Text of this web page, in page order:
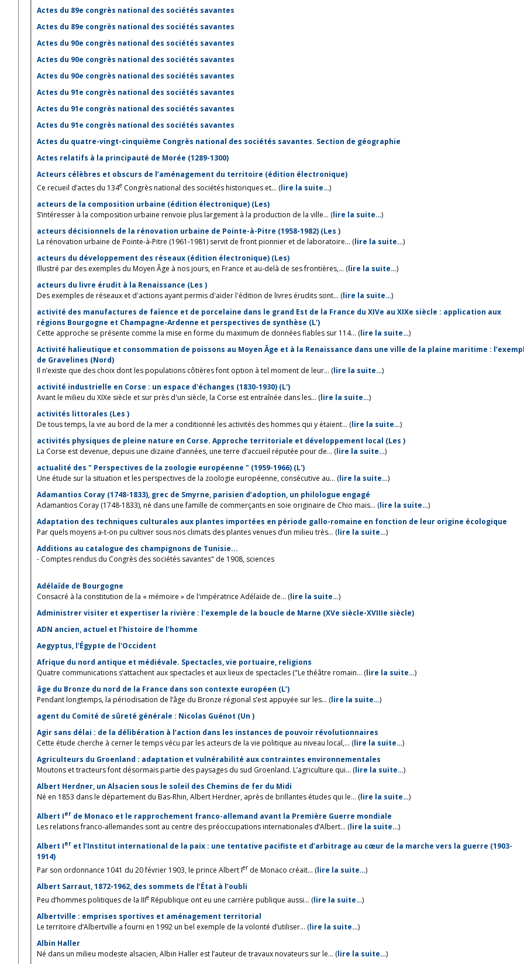
Actes du 89e congrès national des sociétés savantes
Actes du 89e congrès national des sociétés savantes
Actes du 90e congrès national des sociétés savantes
Actes du 90e congrès national des sociétés savantes
Actes du 90e congrès national des sociétés savantes
Actes du 91e congrès national des sociétés savantes
Actes du 91e congrès national des sociétés savantes
Actes du 91e congrès national des sociétés savantes
Actes du quatre-vingt-cinquième Congrès national des sociétés savantes. Section de géographie
Actes relatifs à la principauté de Morée (1289-1300)
Acteurs célèbres et obscurs de l’aménagement du territoire (édition électronique)
Ce recueil d’actes du 134e Congrès national des sociétés historiques et... (lire la suite…)
acteurs de la composition urbaine (édition électronique) (Les)
S’intéresser à la composition urbaine renvoie plus largement à la production de la ville... (lire la suite…)
acteurs décisionnels de la rénovation urbaine de Pointe-à-Pitre (1958-1982) (Les )
La rénovation urbaine de Pointe-à-Pitre (1961-1981) servit de front pionnier et de laboratoire... (lire la suite…)
acteurs du développement des réseaux (édition électronique) (Les)
Illustré par des exemples du Moyen Âge à nos jours, en France et au-delà de ses frontières,... (lire la suite…)
acteurs du livre érudit à la Renaissance (Les )
Des exemples de réseaux et d'actions ayant permis d'aider l'édition de livres érudits sont... (lire la suite…)
activité des manufactures de faïence et de porcelaine dans le grand Est de la France du XIVe au XIXe siècle : application aux
régions Bourgogne et Champagne-Ardenne et perspectives de synthèse (L')
Cette approche se présente comme la mise en forme du maximum de données fiables sur 114... (lire la suite…)
Activité halieutique et consommation de poissons au Moyen Âge et à la Renaissance dans une ville de la plaine maritime :
de Gravelines (Nord)
Il n’existe que des choix dont les populations côtières font option à tel moment de leur... (lire la suite…)
activité industrielle en Corse : un espace d'échanges (1830-1930) (L')
Avant le milieu du XIXe siècle et sur près d'un siècle, la Corse est entraînée dans les... (lire la suite…)
activités littorales (Les )
De tous temps, la vie au bord de la mer a conditionné les activités des hommes qui y étaient... (lire la suite…)
activités physiques de pleine nature en Corse. Approche territoriale et développement local (Les )
La Corse est devenue, depuis une dizaine d’années, une terre d’accueil réputée pour de... (lire la suite…)
actualité des " Perspectives de la zoologie européenne " (1959-1966) (L')
Une étude sur la situation et les perspectives de la zoologie européenne, consécutive au... (lire la suite…)
Adamantios Coray (1748-1833), grec de Smyrne, parisien d’adoption, un philologue engagé
Adamantios Coray (1748-1833), né dans une famille de commerçants en soie originaire de Chio mais... (lire la suite…)
Adaptation des techniques culturales aux plantes importées en période gallo-romaine en fonction de leur origine écologique
Par quels moyens a-t-on pu cultiver sous nos climats des plantes venues d’un milieu très... (lire la suite…)
Additions au catalogue des champignons de Tunisie...
- Comptes rendus du Congrès des sociétés savantes" de 1908, sciences
Adélaïde de Bourgogne
Consacré à la constitution de la « mémoire » de l'impératrice Adélaïde de... (lire la suite…)
Administrer visiter et expertiser la rivière : l'exemple de la boucle de Marne (XVe siècle-XVIIIe siècle)
ADN ancien, actuel et l’histoire de l'homme
Aegyptus, l'Égypte de l'Occident
Afrique du nord antique et médiévale. Spectacles, vie portuaire, religions
Quatre communications s’attachent aux spectacles et aux lieux de spectacles ("Le théâtre romain... (lire la suite…)
âge du Bronze du nord de la France dans son contexte européen (L’)
Pendant longtemps, la périodisation de l’âge du Bronze régional s’est appuyée sur les... (lire la suite…)
agent du Comité de sûreté générale : Nicolas Guénot (Un )
Agir sans délai : de la délibération à l’action dans les instances de pouvoir révolutionnaires
Cette étude cherche à cerner le temps vécu par les acteurs de la vie politique au niveau local,... (lire la suite…)
Agriculteurs du Groenland : adaptation et vulnérabilité aux contraintes environnementales
Moutons et tracteurs font désormais partie des paysages du sud Groenland. L’agriculture qui... (lire la suite…)
Albert Herdner, un Alsacien sous le soleil des Chemins de fer du Midi
Né en 1853 dans le département du Bas-Rhin, Albert Herdner, après de brillantes études qui le... (lire la suite…)
Albert Ier de Monaco et le rapprochement franco-allemand avant la Première Guerre mondiale
Les relations franco-allemandes sont au centre des préoccupations internationales d’Albert... (lire la suite…)
Albert Ier et l’Institut international de la paix : une tentative pacifiste et d’arbitrage au cœur de la marche vers la guerre (1903-
1914)
Par son ordonnance 1041 du 20 février 1903, le prince Albert Ierde Monaco créait... (lire la suite…)
Albert Sarraut, 1872-1962, des sommets de l’État à l’oubli
Peu d’hommes politiques de la IIIe République ont eu une carrière publique aussi... (lire la suite…)
Albertville : emprises sportives et aménagement territorial
Le territoire d’Albertville a fourni en 1992 un bel exemple de la volonté d’utiliser... (lire la suite…)
Albin Haller
Né dans un milieu modeste alsacien, Albin Haller est l’auteur de travaux novateurs sur le... (lire la suite…)